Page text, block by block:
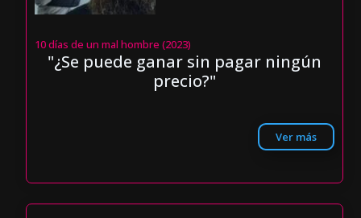
10 días de un mal hombre (2023)
"¿Se puede ganar sin pagar ningún
precio?"
Ver más